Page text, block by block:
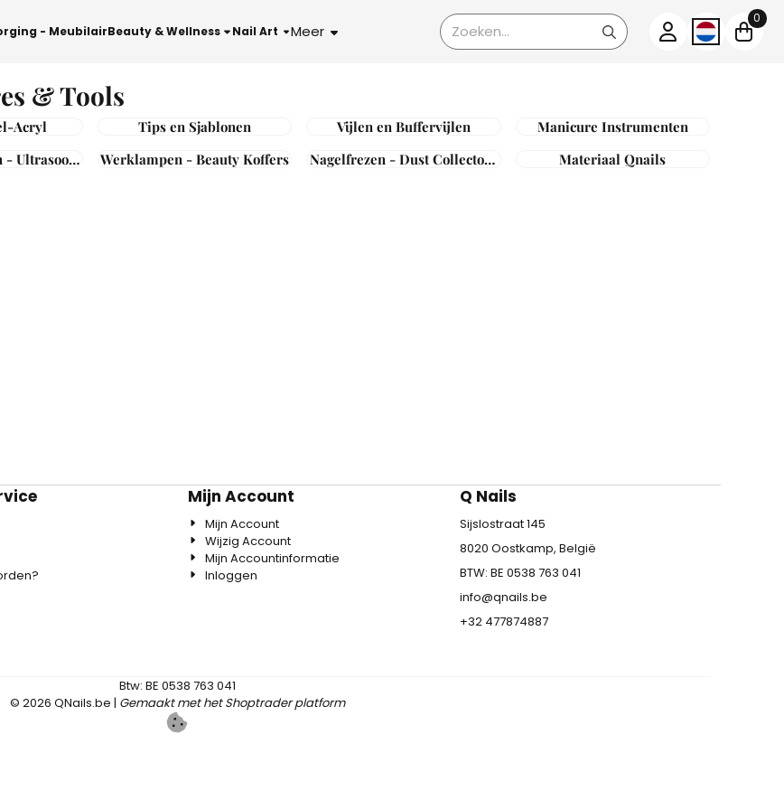
toe.
- MeubilairBeauty & Wellness Nail Art Meer Zoeken 0
& Tools
Acryl Tips en Sjablonen Vijlen en Buffervijlen
Manicure Instrumenten
Werklampen - Beauty Koffers
Nagelfrezen - Dust Collectors
Materiaal Qnails
Mijn Account
Mijn Account
Wijzig Account
Mijn Accountinformatie
Inloggen
Q Nails
Sijslostraat 145
8020 Oostkamp, België
BTW: BE 0538 763 041
info@qnails.be
+32 477874887
Btw: BE 0538 763 041
© 2026 QNails.be | Gemaakt met het Shoptrader platform